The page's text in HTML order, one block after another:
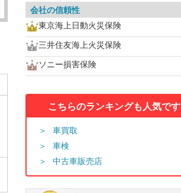
会社の信頼性
東京海上日動火災保険
三井住友海上火災保険
ソニー損害保険
こちらのランキングも人気です
車買取
車検
中古車販売店